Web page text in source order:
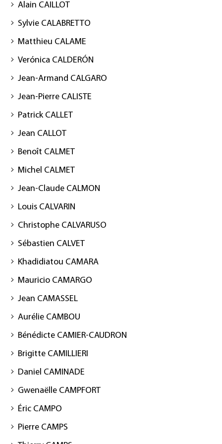
Alain CAILLOT
Sylvie CALABRETTO
Matthieu CALAME
Verónica CALDERÓN
Jean-Armand CALGARO
Jean-Pierre CALISTE
Patrick CALLET
Jean CALLOT
Benoît CALMET
Michel CALMET
Jean-Claude CALMON
Louis CALVARIN
Christophe CALVARUSO
Sébastien CALVET
Khadidiatou CAMARA
Mauricio CAMARGO
Jean CAMASSEL
Aurélie CAMBOU
Bénédicte CAMIER-CAUDRON
Brigitte CAMILLIERI
Daniel CAMINADE
Gwenaëlle CAMPFORT
Éric CAMPO
Pierre CAMPS